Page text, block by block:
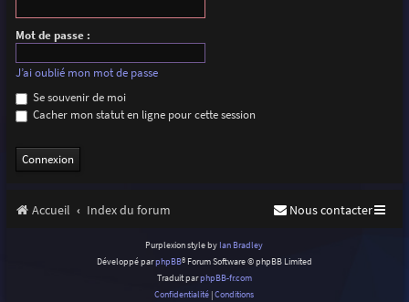
Mot de passe :
J’ai oublié mon mot de passe
Se souvenir de moi
Cacher mon statut en ligne pour cette session
Accueil Index du forum Nous contacter
Purplexion style by Ian Bradley
Développé parphpBB® Forum Software © phpBB Limited
Traduit parphpBB-fr.com
Confidentialité |Conditions